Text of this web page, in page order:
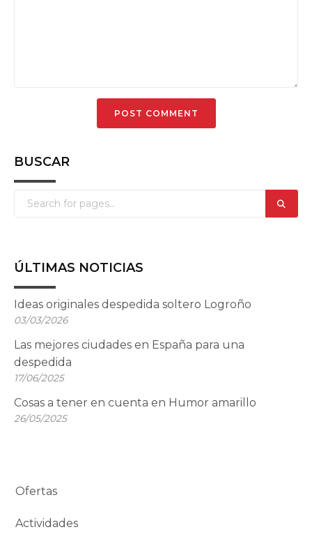
BUSCAR
ÚLTIMAS NOTICIAS
Ideas originales despedida soltero Logroño
03/03/2026
Las mejores ciudades en España para una
despedida
17/06/2025
Cosas a tener en cuenta en Humor amarillo
26/05/2025
Ofertas
Actividades